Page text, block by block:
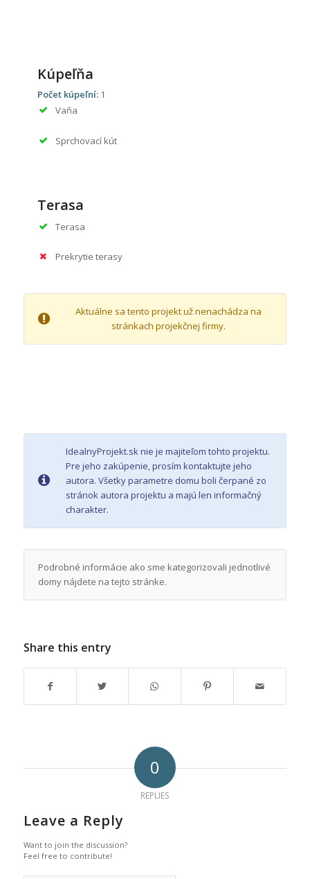
Kúpeľňa
Počet kúpeľní: 1
Vaňa
Sprchovací kút
Terasa
Terasa
Prekrytie terasy
Aktuálne sa tento projekt už nenachádza na
stránkach projekčnej firmy.
IdealnyProjekt.sk nie je majiteľom tohto projektu.
Pre jeho zakúpenie, prosím kontaktujte jeho
autora. Všetky parametre domu boli čerpané zo
stránok autora projektu a majú len informačný
charakter.
Podrobné informácie ako sme kategorizovali jednotlivé
domy nájdete na tejto stránke.
Share this entry
0
REPLIES
Leave a Reply
Want to join the discussion?
Feel free to contribute!